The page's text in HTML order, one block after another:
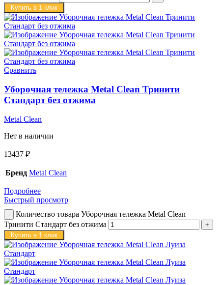
Купить в 1 клик
Сравнить
Уборочная тележка Metal Clean Тринити
Стандарт без отжима
Metal Clean
Нет в наличии
13437 ₽
Бренд Metal Clean
Подробнее
Быстрый просмотр
Количество товара Уборочная тележка Metal Clean
Тринити Стандарт без отжима
Купить в 1 клик